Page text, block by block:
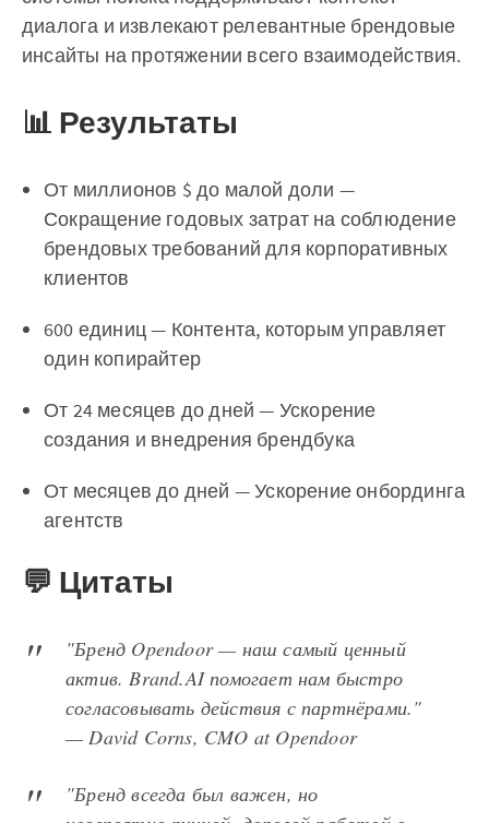
диалога и извлекают релевантные брендовые
инсайты на протяжении всего взаимодействия.
📊 Результаты
От миллионов $ до малой доли —
Сокращение годовых затрат на соблюдение
брендовых требований для корпоративных
клиентов
600 единиц — Контента, которым управляет
один копирайтер
От 24 месяцев до дней — Ускорение
создания и внедрения брендбука
От месяцев до дней — Ускорение онбординга
агентств
💬 Цитаты
"Бренд Opendoor — наш самый ценный
актив. Brand.AI помогает нам быстро
согласовывать действия с партнёрами."
— David Corns, CMO at Opendoor
"Бренд всегда был важен, но